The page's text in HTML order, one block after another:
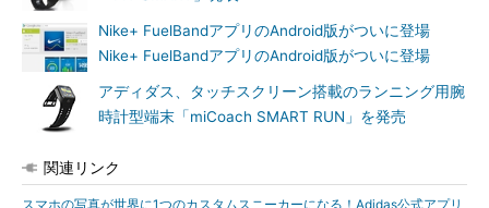
Nike+ FuelBandアプリのAndroid版がついに登場
Nike+ FuelBandアプリのAndroid版がついに登場
アディダス、タッチスクリーン搭載のランニング用腕
時計型端末「miCoach SMART RUN」を発売
関連リンク
スマホの写真が世界に1つのカスタムスニーカーになる！Adidas公式アプリ